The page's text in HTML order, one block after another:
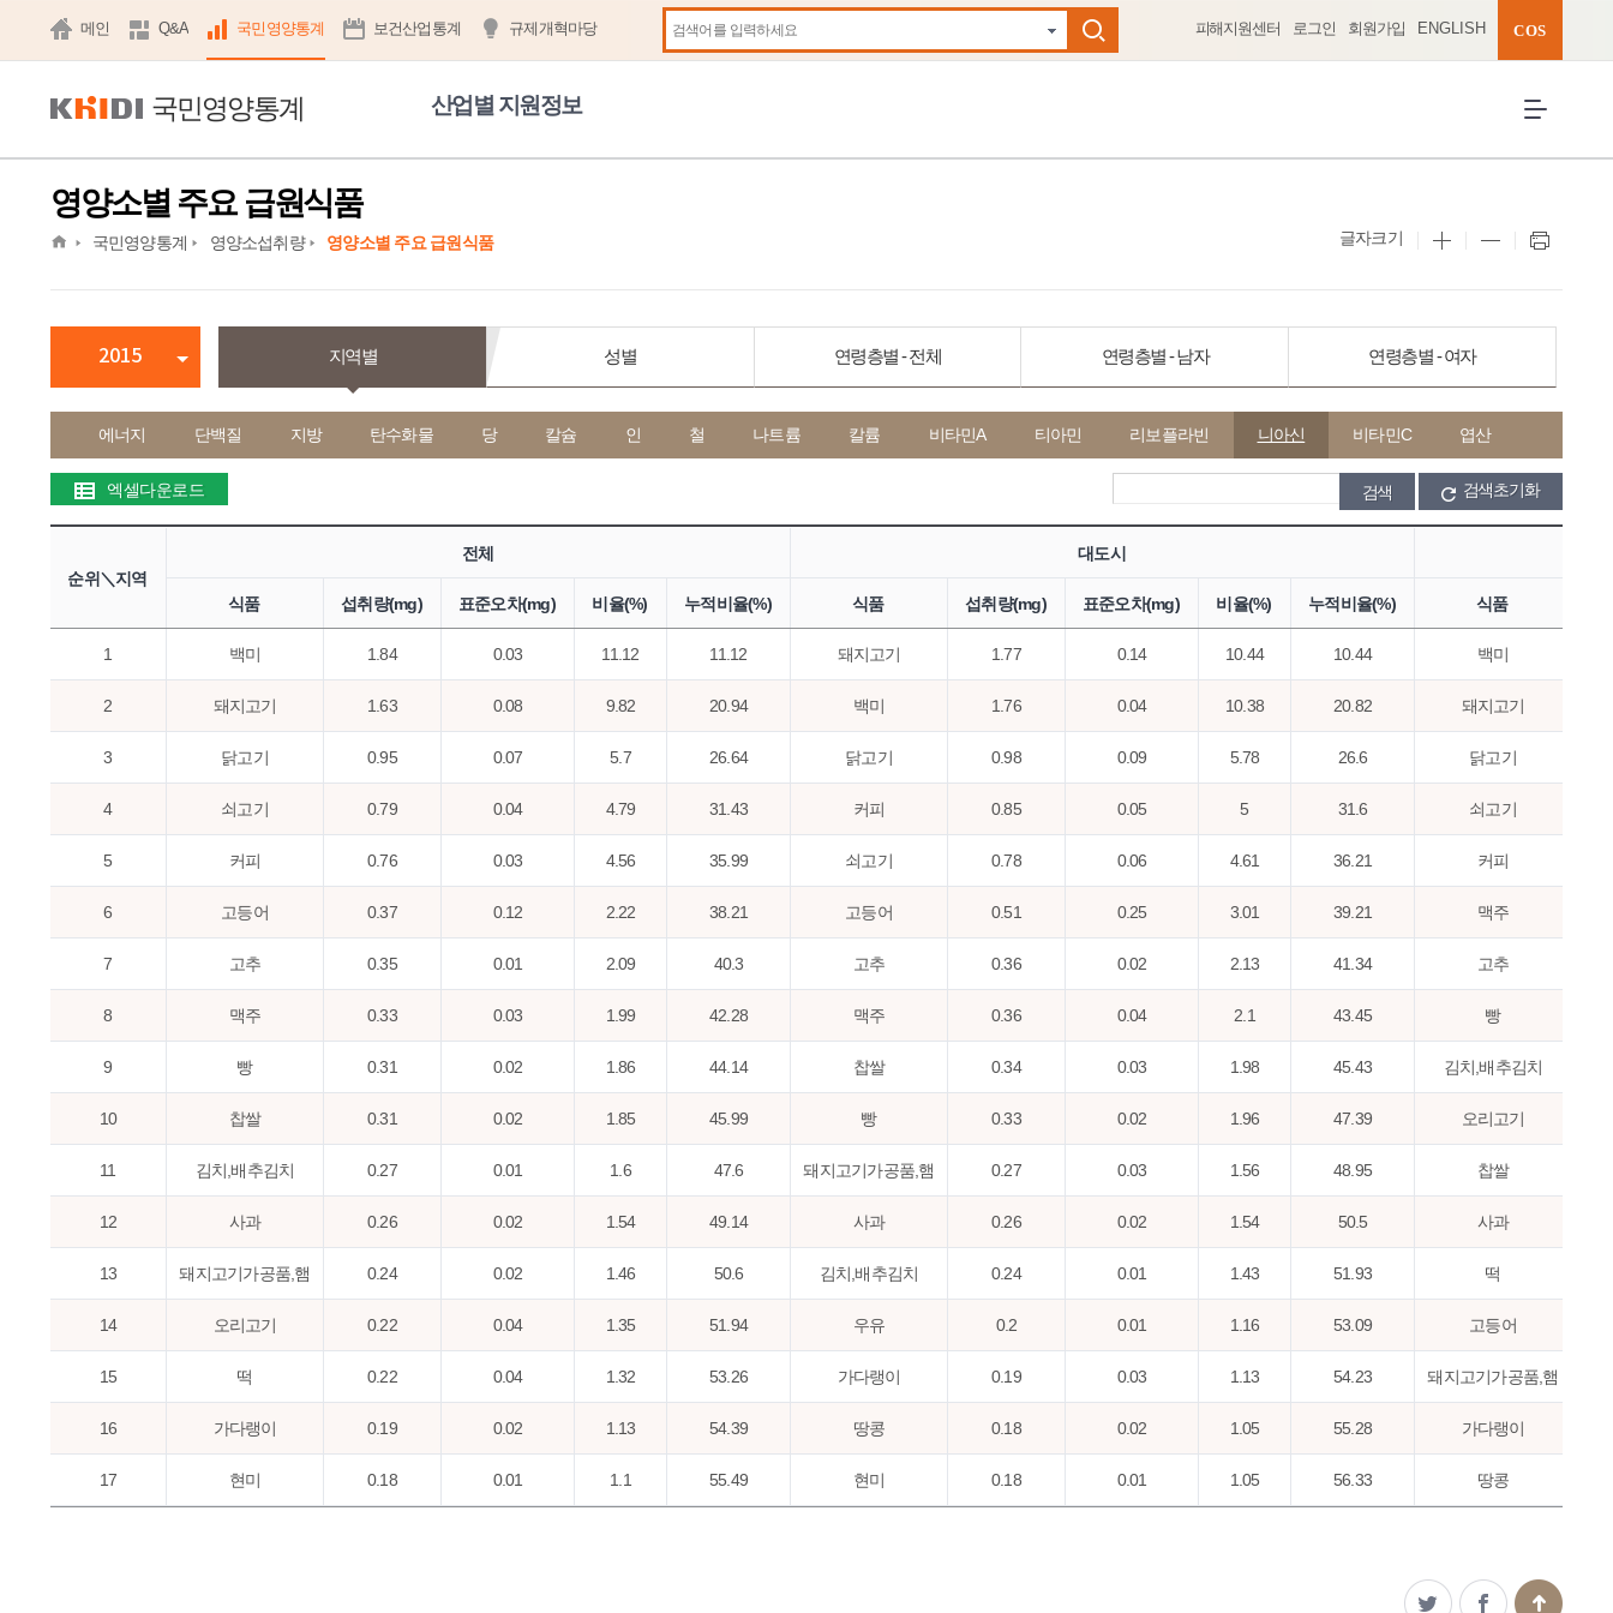
메인 Q&A 국민영양통계 보건산업통계 규제개혁마당
자동완성 펼치기
검색
피해지원센터 로그인 회원가입 ENGLISH COS
국민영양통계 산업별 지원정보
영양소별 주요 급원식품
home국민영양통계 영양소섭취량 영양소별 주요 급원식품 글자크기
2015 지역별 성별 연령층별 - 전체 연령층별 - 남자 연령층별 - 여자
에너지 단백질 지방 탄수화물 당 칼슘 인 철 나트륨 칼륨 비타민A 티아민 리보플라빈 니아신 비타민C 엽산
엑셀다운로드 검색초기화
순위＼지역
전체 대도시
식품 섭취량(mg) 표준오차(mg) 비율(%) 누적비율(%) 식품 섭취량(mg) 표준오차(mg) 비율(%) 누적비율(%) 식품
1 백미 1.84 0.03 11.12 11.12 돼지고기 1.77 0.14 10.44 10.44 백미
2 돼지고기 1.63 0.08 9.82 20.94 백미 1.76 0.04 10.38 20.82 돼지고기
3 닭고기 0.95 0.07 5.7 26.64 닭고기 0.98 0.09 5.78 26.6 닭고기
4 쇠고기 0.79 0.04 4.79 31.43 커피 0.85 0.05 5 31.6 쇠고기
5 커피 0.76 0.03 4.56 35.99 쇠고기 0.78 0.06 4.61 36.21 커피
6 고등어 0.37 0.12 2.22 38.21 고등어 0.51 0.25 3.01 39.21 맥주
7 고추 0.35 0.01 2.09 40.3 고추 0.36 0.02 2.13 41.34 고추
8 맥주 0.33 0.03 1.99 42.28 맥주 0.36 0.04 2.1 43.45 빵
9 빵 0.31 0.02 1.86 44.14 찹쌀 0.34 0.03 1.98 45.43 김치,배추김치
10 찹쌀 0.31 0.02 1.85 45.99 빵 0.33 0.02 1.96 47.39 오리고기
11 김치,배추김치 0.27 0.01 1.6 47.6 돼지고기가공품,햄 0.27 0.03 1.56 48.95 찹쌀
12 사과 0.26 0.02 1.54 49.14 사과 0.26 0.02 1.54 50.5 사과
13 돼지고기가공품,햄 0.24 0.02 1.46 50.6 김치,배추김치 0.24 0.01 1.43 51.93 떡
14 오리고기 0.22 0.04 1.35 51.94 우유 0.2 0.01 1.16 53.09 고등어
15 떡 0.22 0.04 1.32 53.26 가다랭이 0.19 0.03 1.13 54.23 돼지고기가공품,햄
16 가다랭이 0.19 0.02 1.13 54.39 땅콩 0.18 0.02 1.05 55.28 가다랭이
17 현미 0.18 0.01 1.1 55.49 현미 0.18 0.01 1.05 56.33 땅콩
현미